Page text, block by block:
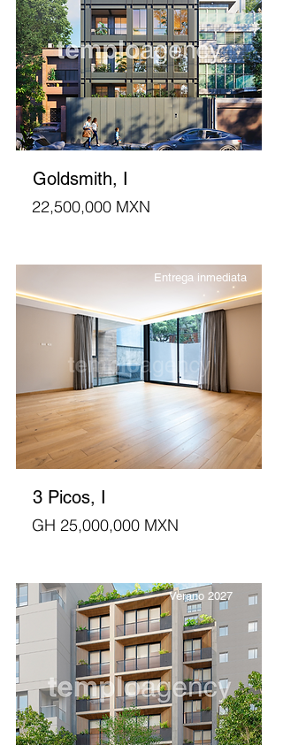
Goldsmith, I
22,500,000 MXN
Entrega inmediata
3 Picos, I
GH 25,000,000 MXN
Verano 2027